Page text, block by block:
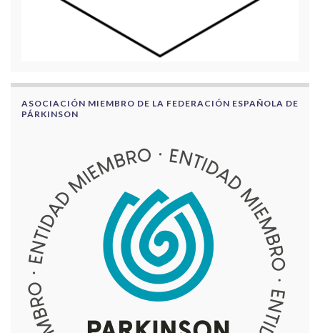
ASOCIACIÓN MIEMBRO DE LA FEDERACIÓN ESPAÑOLA DE
PÁRKINSON